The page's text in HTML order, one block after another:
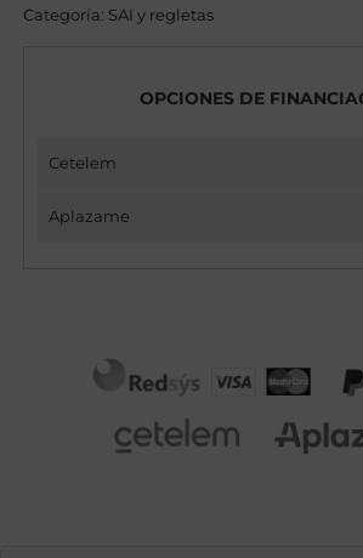
Categoría: SAI y regletas
OPCIONES DE
Cetelem
Aplazame